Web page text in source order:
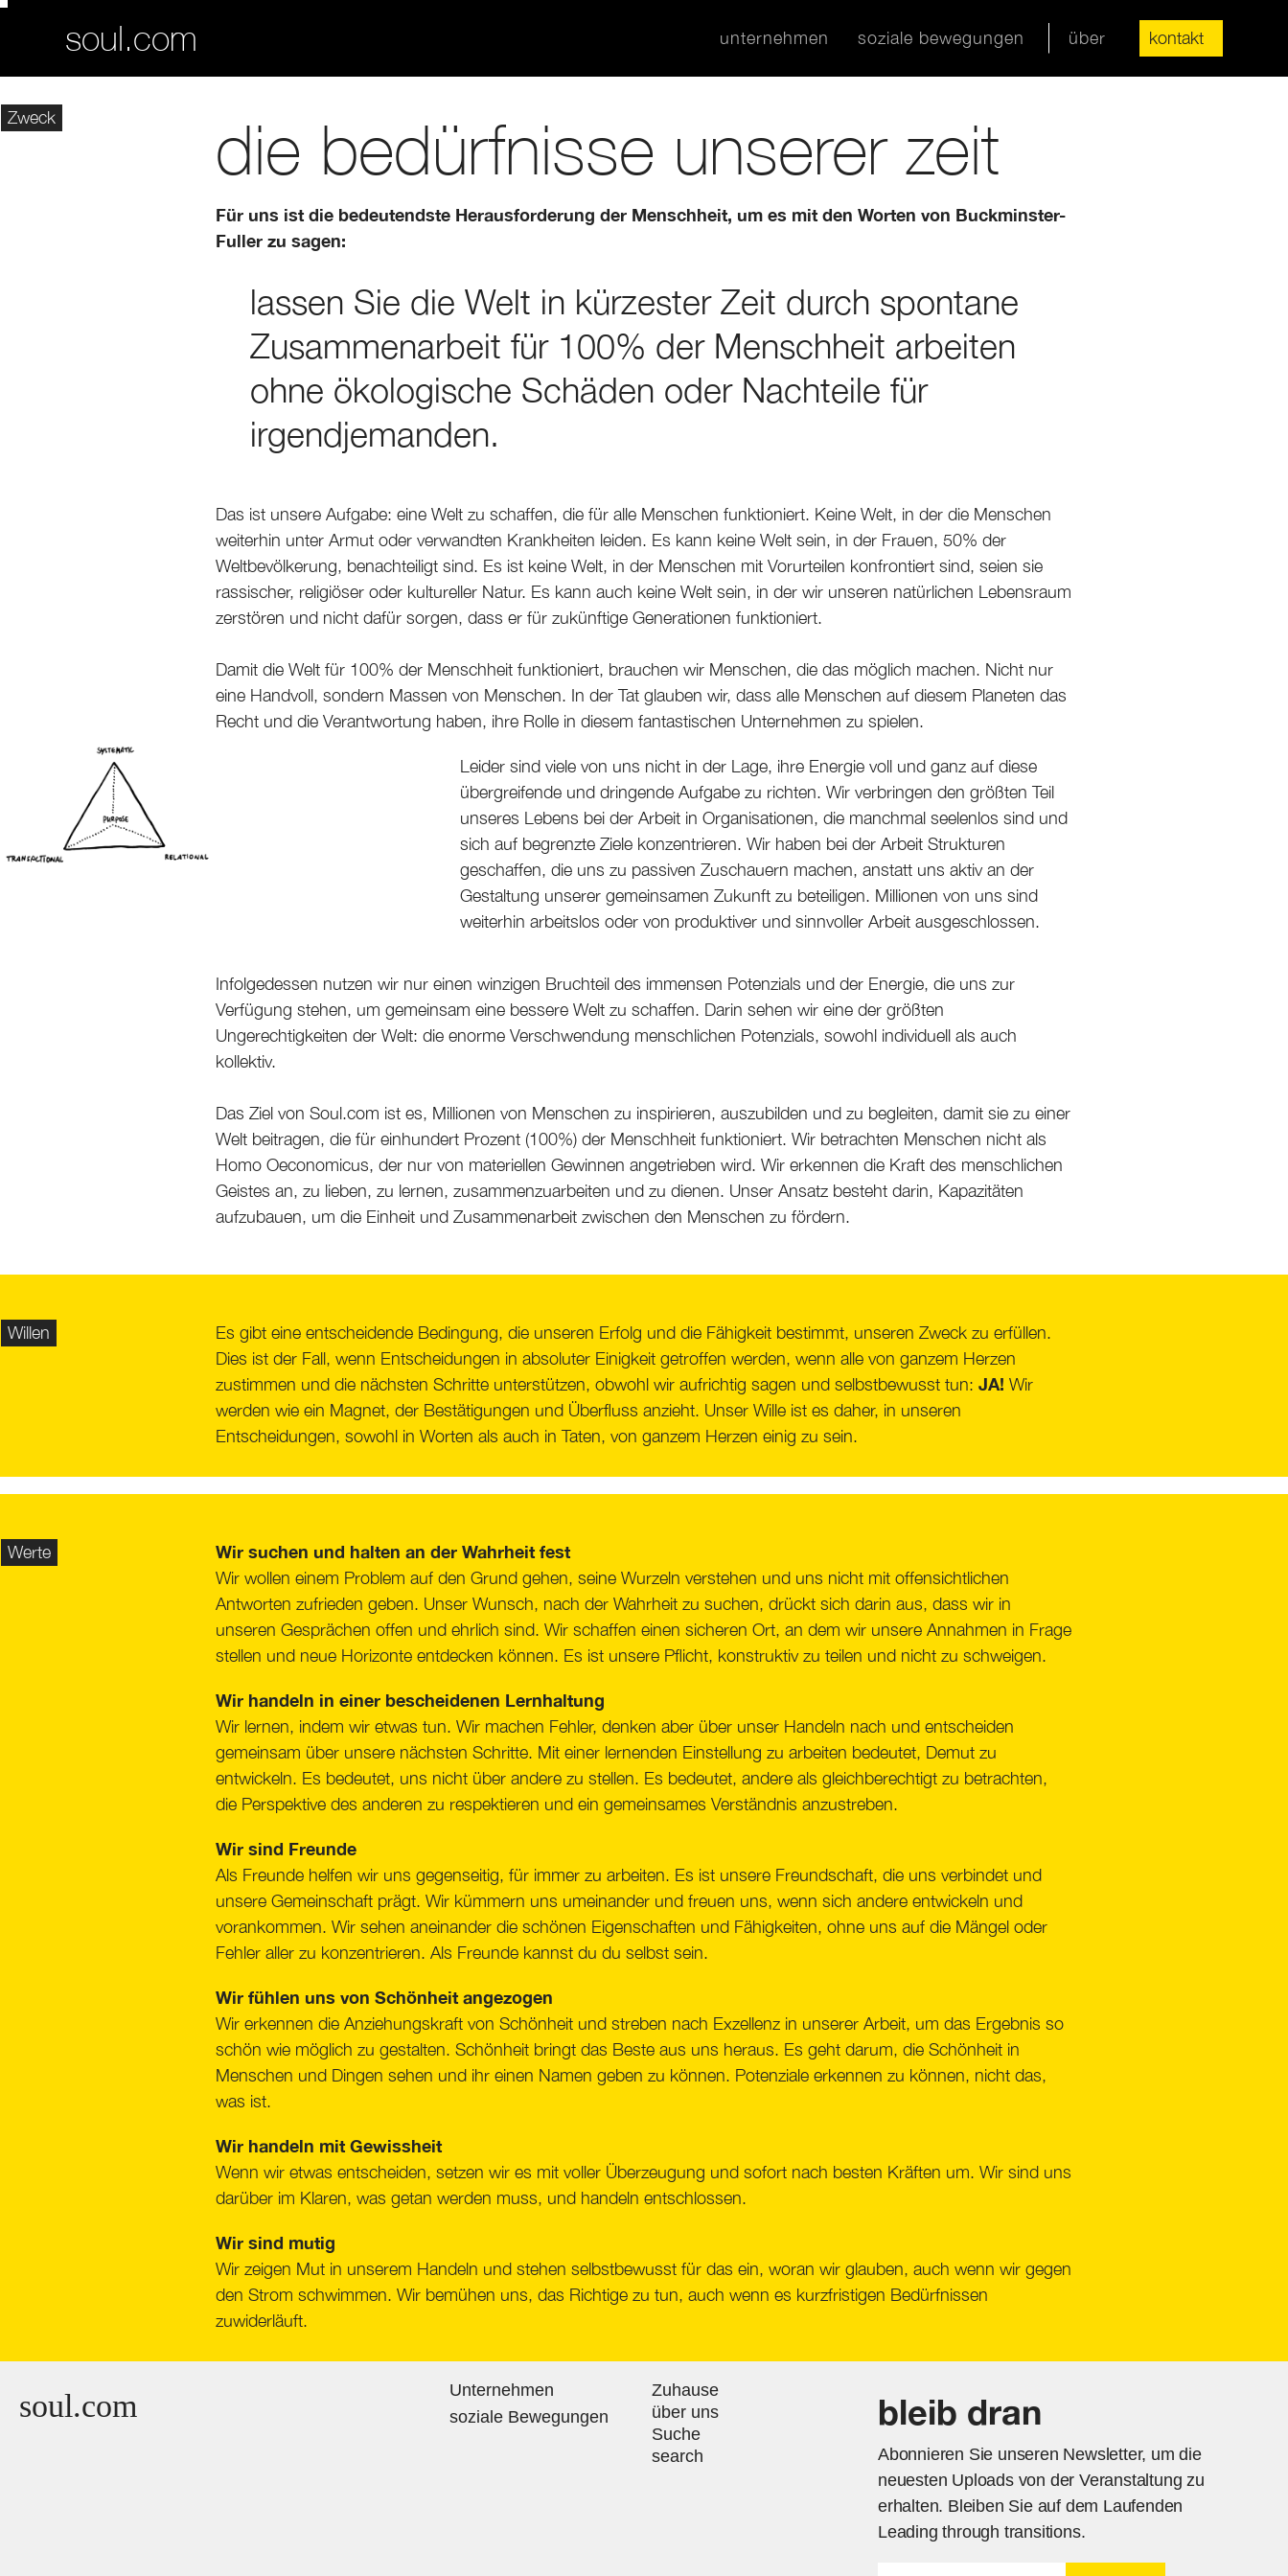
soul.com unternehmen soziale bewegungen über kontakt
Zweck die bedürfnisse unserer zeit
Für uns ist die bedeutendste Herausforderung der Menschheit, um es mit den Worten von Buckminster-
Fuller zu sagen:
lassen Sie die Welt in kürzester Zeit durch spontane
Zusammenarbeit für 100% der Menschheit arbeiten
ohne ökologische Schäden oder Nachteile für
irgendjemanden.
Das ist unsere Aufgabe: eine Welt zu schaffen, die für alle Menschen funktioniert. Keine Welt, in der die Menschen
weiterhin unter Armut oder verwandten Krankheiten leiden. Es kann keine Welt sein, in der Frauen, 50% der
Weltbevölkerung, benachteiligt sind. Es ist keine Welt, in der Menschen mit Vorurteilen konfrontiert sind, seien sie
rassischer, religiöser oder kultureller Natur. Es kann auch keine Welt sein, in der wir unseren natürlichen Lebensraum
zerstören und nicht dafür sorgen, dass er für zukünftige Generationen funktioniert.
Damit die Welt für 100% der Menschheit funktioniert, brauchen wir Menschen, die das möglich machen. Nicht nur
eine Handvoll, sondern Massen von Menschen. In der Tat glauben wir, dass alle Menschen auf diesem Planeten das
Recht und die Verantwortung haben, ihre Rolle in diesem fantastischen Unternehmen zu spielen.
Leider sind viele von uns nicht in der Lage, ihre Energie voll und ganz auf diese
übergreifende und dringende Aufgabe zu richten. Wir verbringen den größten Teil
unseres Lebens bei der Arbeit in Organisationen, die manchmal seelenlos sind und
sich auf begrenzte Ziele konzentrieren. Wir haben bei der Arbeit Strukturen
geschaffen, die uns zu passiven Zuschauern machen, anstatt uns aktiv an der
Gestaltung unserer gemeinsamen Zukunft zu beteiligen. Millionen von uns sind
weiterhin arbeitslos oder von produktiver und sinnvoller Arbeit ausgeschlossen.
Infolgedessen nutzen wir nur einen winzigen Bruchteil des immensen Potenzials und der Energie, die uns zur
Verfügung stehen, um gemeinsam eine bessere Welt zu schaffen. Darin sehen wir eine der größten
Ungerechtigkeiten der Welt: die enorme Verschwendung menschlichen Potenzials, sowohl individuell als auch
kollektiv.
Das Ziel von Soul.com ist es, Millionen von Menschen zu inspirieren, auszubilden und zu begleiten, damit sie zu einer
Welt beitragen, die für einhundert Prozent (100%) der Menschheit funktioniert. Wir betrachten Menschen nicht als
Homo Oeconomicus, der nur von materiellen Gewinnen angetrieben wird. Wir erkennen die Kraft des menschlichen
Geistes an, zu lieben, zu lernen, zusammenzuarbeiten und zu dienen. Unser Ansatz besteht darin, Kapazitäten
aufzubauen, um die Einheit und Zusammenarbeit zwischen den Menschen zu fördern.
Willen
Es gibt eine entscheidende Bedingung, die unseren Erfolg und die Fähigkeit bestimmt, unseren Zweck zu erfüllen.
Dies ist der Fall, wenn Entscheidungen in absoluter Einigkeit getroffen werden, wenn alle von ganzem Herzen
zustimmen und die nächsten Schritte unterstützen, obwohl wir aufrichtig sagen und selbstbewusst tun: JA! Wir
werden wie ein Magnet, der Bestätigungen und Überfluss anzieht. Unser Wille ist es daher, in unseren
Entscheidungen, sowohl in Worten als auch in Taten, von ganzem Herzen einig zu sein.
Werte Wir suchen und halten an der Wahrheit fest
Wir wollen einem Problem auf den Grund gehen, seine Wurzeln verstehen und uns nicht mit offensichtlichen
Antworten zufrieden geben. Unser Wunsch, nach der Wahrheit zu suchen, drückt sich darin aus, dass wir in
unseren Gesprächen offen und ehrlich sind. Wir schaffen einen sicheren Ort, an dem wir unsere Annahmen in Frage
stellen und neue Horizonte entdecken können. Es ist unsere Pflicht, konstruktiv zu teilen und nicht zu schweigen.
Wir handeln in einer bescheidenen Lernhaltung
Wir lernen, indem wir etwas tun. Wir machen Fehler, denken aber über unser Handeln nach und entscheiden
gemeinsam über unsere nächsten Schritte. Mit einer lernenden Einstellung zu arbeiten bedeutet, Demut zu
entwickeln. Es bedeutet, uns nicht über andere zu stellen. Es bedeutet, andere als gleichberechtigt zu betrachten,
die Perspektive des anderen zu respektieren und ein gemeinsames Verständnis anzustreben.
Wir sind Freunde
Als Freunde helfen wir uns gegenseitig, für immer zu arbeiten. Es ist unsere Freundschaft, die uns verbindet und
unsere Gemeinschaft prägt. Wir kümmern uns umeinander und freuen uns, wenn sich andere entwickeln und
vorankommen. Wir sehen aneinander die schönen Eigenschaften und Fähigkeiten, ohne uns auf die Mängel oder
Fehler aller zu konzentrieren. Als Freunde kannst du du selbst sein.
Wir fühlen uns von Schönheit angezogen
Wir erkennen die Anziehungskraft von Schönheit und streben nach Exzellenz in unserer Arbeit, um das Ergebnis so
schön wie möglich zu gestalten. Schönheit bringt das Beste aus uns heraus. Es geht darum, die Schönheit in
Menschen und Dingen sehen und ihr einen Namen geben zu können. Potenziale erkennen zu können, nicht das,
was ist.
Wir handeln mit Gewissheit
Wenn wir etwas entscheiden, setzen wir es mit voller Überzeugung und sofort nach besten Kräften um. Wir sind uns
darüber im Klaren, was getan werden muss, und handeln entschlossen.
Wir sind mutig
Wir zeigen Mut in unserem Handeln und stehen selbstbewusst für das ein, woran wir glauben, auch wenn wir gegen
den Strom schwimmen. Wir bemühen uns, das Richtige zu tun, auch wenn es kurzfristigen Bedürfnissen
zuwiderläuft.
soul.com
Unternehmen
soziale Bewegungen
Zuhause
über uns
Suche
search
bleib dran
Abonnieren Sie unseren Newsletter, um die
neuesten Uploads von der Veranstaltung zu
erhalten. Bleiben Sie auf dem Laufenden
Leading through transitions.